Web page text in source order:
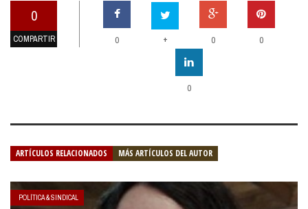
0
COMPARTIR 0 + 0 0
0
ARTÍCULOS RELACIONADOS MÁS ARTÍCULOS DEL AUTOR
POLÍTICA & SINDICAL